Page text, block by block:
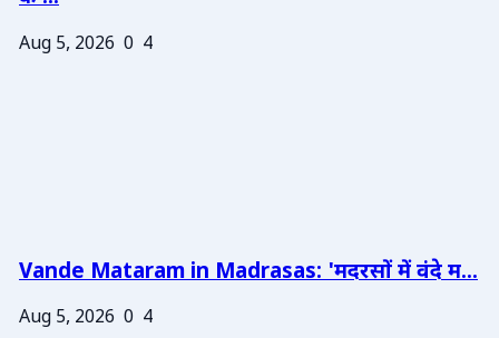
Aug 5, 2026 0 4
Vande Mataram in Madrasas: 'मदरसों में वंदे म...
Aug 5, 2026 0 4